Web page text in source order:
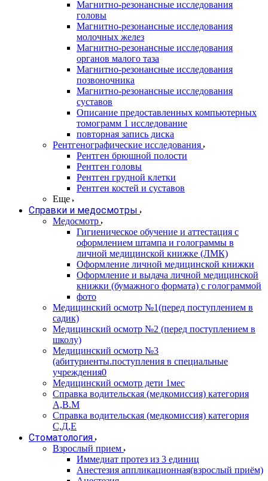
Магнитно-резонансные исследования
головы
Магнитно-резонансные исследования
молочных желез
Магнитно-резонансные исследования
органов малого таза
Магнитно-резонансные исследования
позвоночника
Магнитно-резонансные исследования
суставов
Описание предоставленных компьютерных
томограмм 1 исследование
повторная запись диска
Рентгенографические исследования
Рентген брюшной полости
Рентген головы
Рентген грудной клетки
Рентген костей и суставов
Еще
Справки и медосмотры
Медосмотр
Гигиеническое обучение и аттестация с
оформлением штампа и голограммы в
личной медицинской книжке (ЛМК)
Оформление личной медицинской книжки
Оформление и выдача личной медицинской
книжки (бумажного формата) с голограммой
фото
Медицинский осмотр №1(перед поступлением в
садик)
Медицинский осмотр №2 (перед поступлением в
школу)
Медицинский осмотр №3
(абитуриенты.поступления в специальные
учреждения0
Медицинский осмотр дети 1мес
Справка водительская (медкомиссия) категория
А,В.М
Справка водительская (медкомиссия) категория
С,Д,Е
Стоматология
Взрослый прием
Иммедиат протез из 3 единиц
Анестезия аппликационная(взрослый приём)